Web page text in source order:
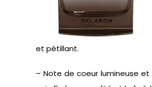
et pétillant.
– Note de coeur lumineuse